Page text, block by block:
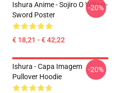
Ishura Anime - Sojiro O Willow-
Sword Poster
€ 18,21 - € 42,22
-20%
Ishura - Capa Imagem
Pullover Hoodie
-20%